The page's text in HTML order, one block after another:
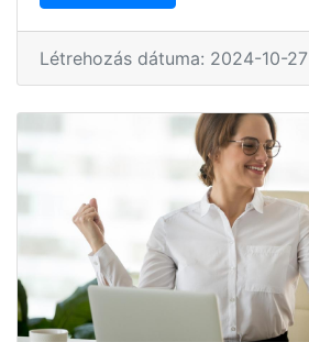
Létrehozás dátuma: 2024-10-27